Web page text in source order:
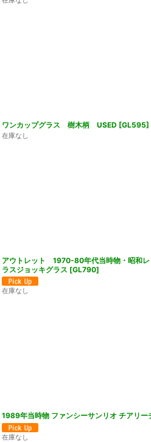
ワンカップグラス 樹木柄 USED [GL595]
在庫なし
アウトレット 1970-80年代当時物・昭和レ
ラスジョッキグラス [GL790]
在庫なし
1989年当時物 ファンシーサンリオ チアリ
在庫なし